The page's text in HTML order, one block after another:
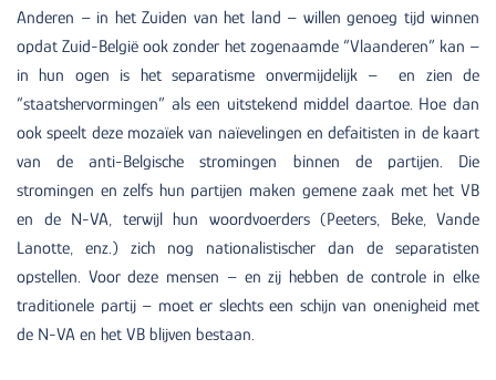
Anderen – in het Zuiden van het land – willen genoeg tijd winnen
opdat Zuid-België ook zonder het zogenaamde “Vlaanderen” kan –
in hun ogen is het separatisme onvermijdelijk – en zien de
“staatshervormingen” als een uitstekend middel daartoe. Hoe dan
ook speelt deze mozaïek van naïevelingen en defaitisten in de kaart
van de anti-Belgische stromingen binnen de partijen. Die
stromingen en zelfs hun partijen maken gemene zaak met het VB
en de N-VA, terwijl hun woordvoerders (Peeters, Beke, Vande
Lanotte, enz.) zich nog nationalistischer dan de separatisten
opstellen. Voor deze mensen – en zij hebben de controle in elke
traditionele partij – moet er slechts een schijn van onenigheid met
de N-VA en het VB blijven bestaan.